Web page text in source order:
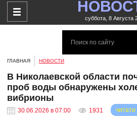
суббота, 8 Августа
ГЛАВНАЯ НОВОСТИ
В Николаевской области
проб воды обнаружены
вибрионы
30.06.2026 в 07:00 1931 читати